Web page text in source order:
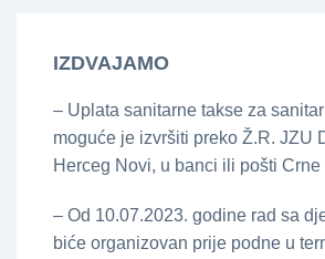
IZDVAJAMO
– Uplata sanitarne takse za
moguće je izvršiti preko Ž.R. JZU
Herceg Novi, u banci ili pošti Crne
– Od 10.07.2023. godine rad sa
biće organizovan prije podne u